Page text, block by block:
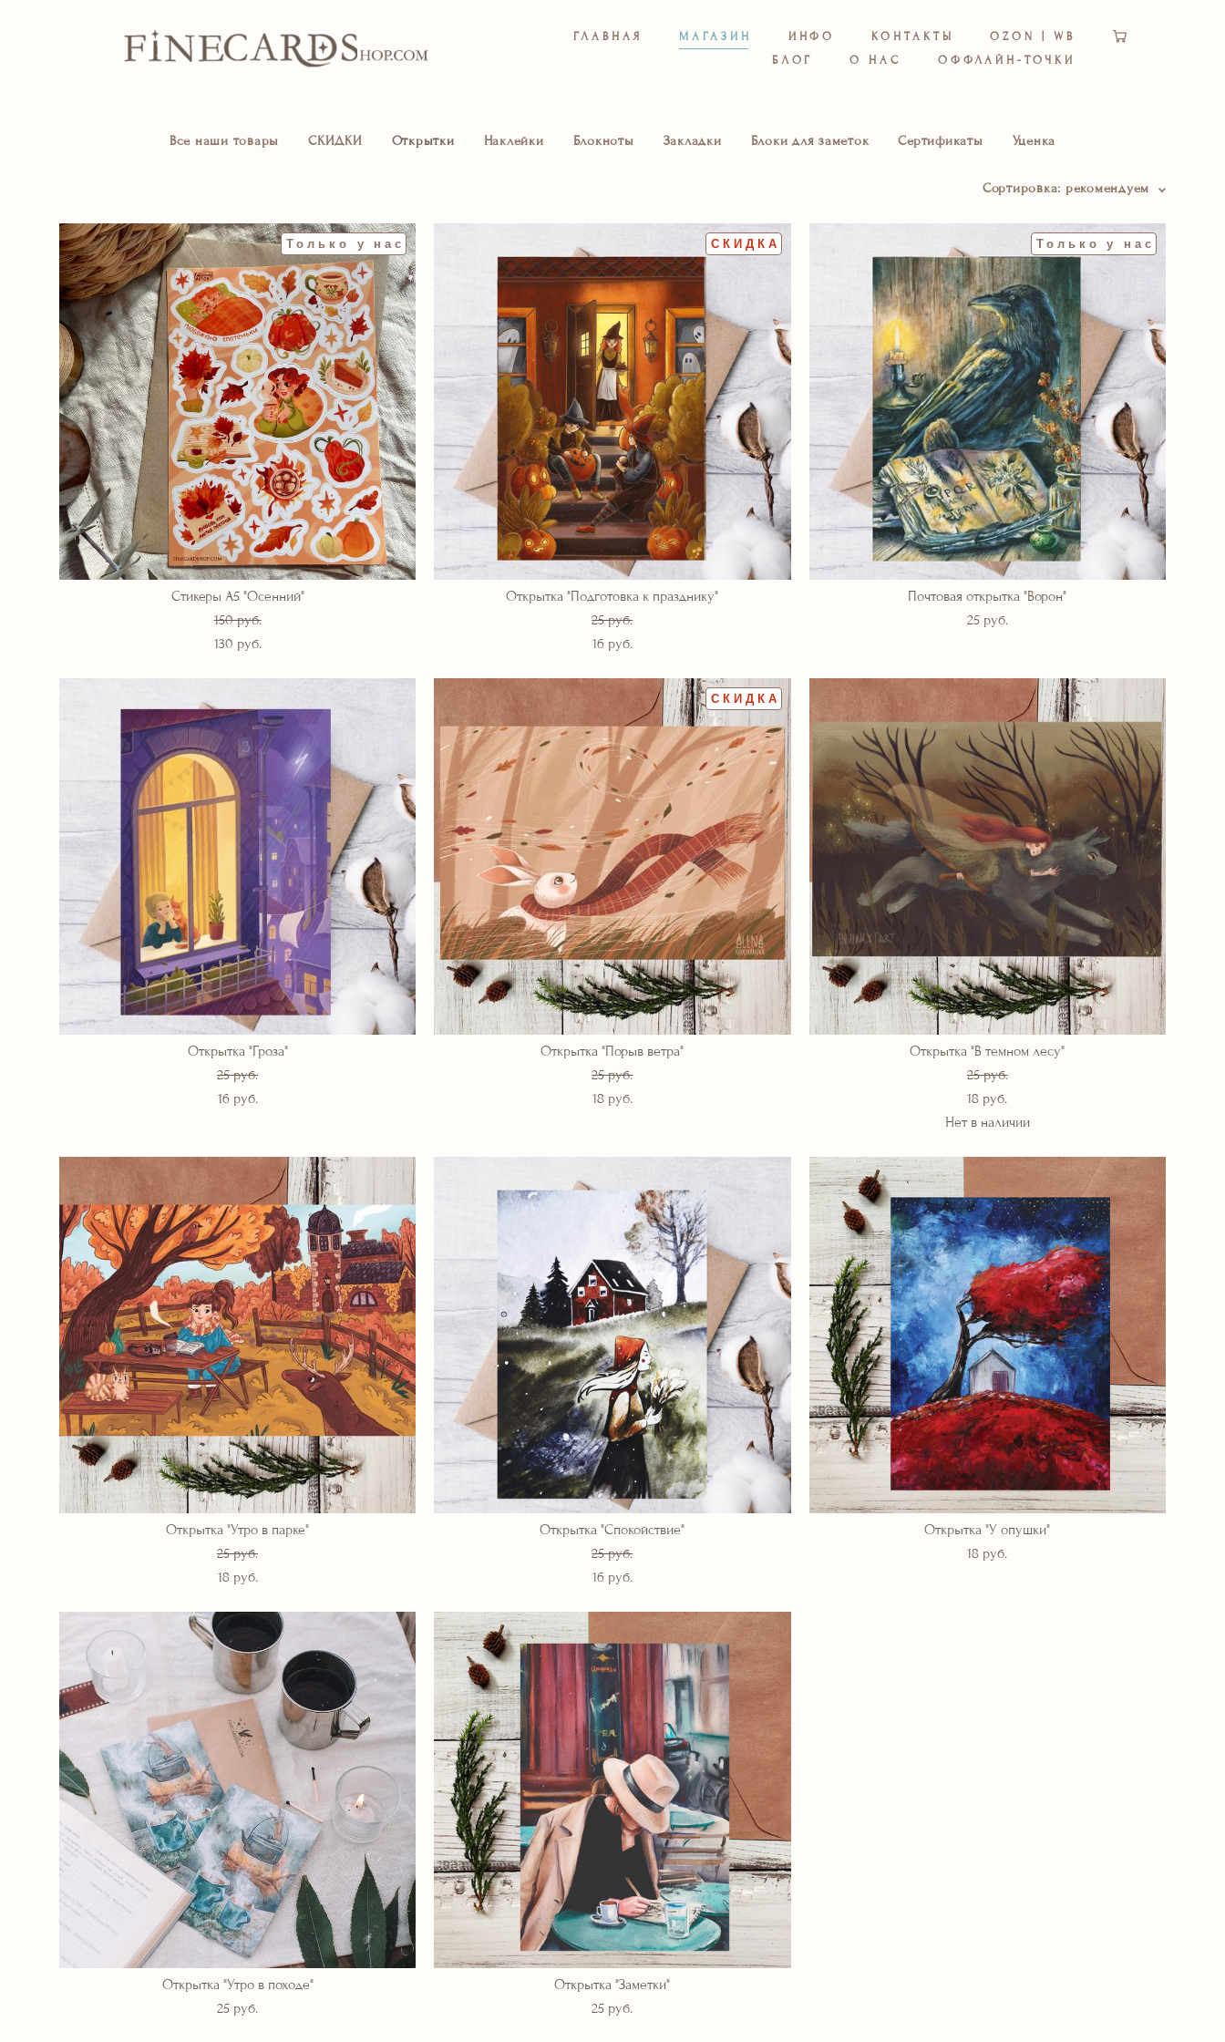
ГЛАВНАЯ МАГАЗИН ИНФО КОНТАКТЫ
OZON | WB
БЛОГ
О НАС ОФФЛАЙН-ТОЧКИ
Все наши товары СКИДКИ Открытки Наклейки Блокноты Закладки Блоки для заметок Сертификаты Уценка
Сортировка: рекомендуем
Только у нас
Стикеры А5 "Осенний"
150 pуб.
130 pуб.
СКИДКА
Открытка "Подготовка к празднику"
25 pуб.
16 pуб.
Только у нас
Почтовая открытка "Ворон"
25 pуб.
Открытка "Гроза"
25 pуб.
16 pуб.
СКИДКА
Открытка "Порыв ветра"
25 pуб.
18 pуб.
Открытка "В темном лесу"
25 pуб.
18 pуб.
Нет в наличии
Открытка "Утро в парке"
25 pуб.
18 pуб.
Открытка "Спокойствие"
25 pуб.
16 pуб.
Открытка "У опушки"
18 pуб.
Открытка "Утро в походе"
25 pуб.
Открытка "Заметки"
25 pуб.